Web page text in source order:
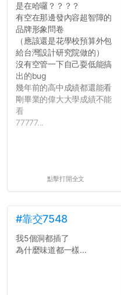
是在哈囉？？？？
有空在那邊發內容超智障的
品牌形象問卷
（應該還是花學校預算外包
給台灣設計研究院做的）
沒有空管一下自己耍低能搞
出的bug
幾年前的高中成績都還能看
剛畢業的偉大大學成績不能
看
77777...
點擊打開全文
#靠交7548
我5個洞都插了
為什麼味道都一樣...